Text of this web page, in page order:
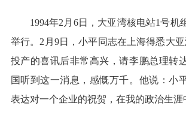
1994年2月6日，大亚湾核电站1号机
举行。2月9日，小平同志在上海得悉大
投产的喜讯后非常高兴，请李鹏总理转
国听到这一消息，感慨万千。他说：小
表达对一个企业的祝贺，在我的政治生涯